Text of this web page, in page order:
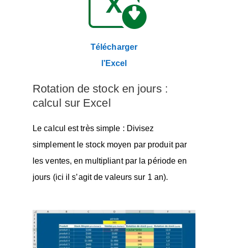
Télécharger
l’Excel
Rotation de stock en jours :
calcul sur Excel
Le calcul est très simple : Divisez
simplement le stock moyen par produit par
les ventes, en multipliant par la période en
jours (ici il s’agit de valeurs sur 1 an).